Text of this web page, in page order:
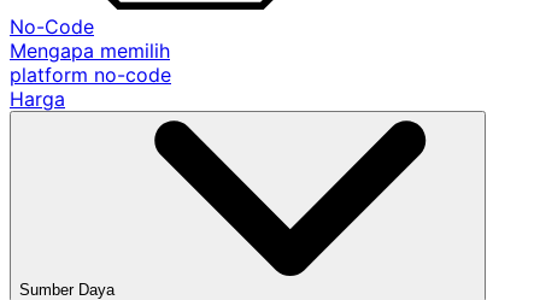
No-Code
Mengapa memilih
platform no-code
Harga
Sumber Daya